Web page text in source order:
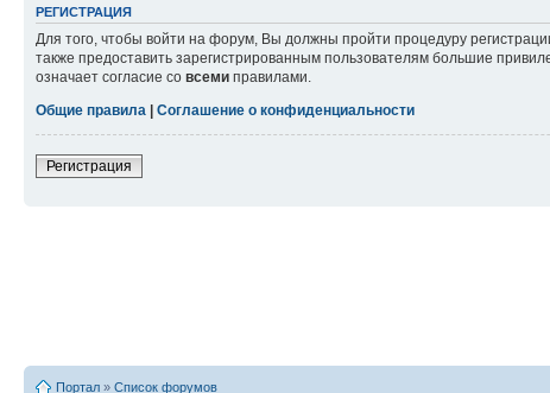
РЕГИСТРАЦИЯ
Для того, чтобы войти на форум, Вы должны пройти процедуру
также предоставить зарегистрированным пользователям большие
означает согласие со всеми правилами.
Общие правила
Соглашение о конфиденциальности
Регистрация
Портал » Список форумов